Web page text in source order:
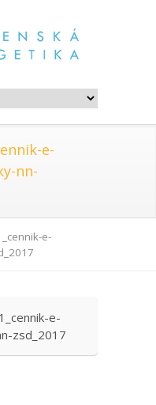
e-
nn-
e-
e-
zsd_2017